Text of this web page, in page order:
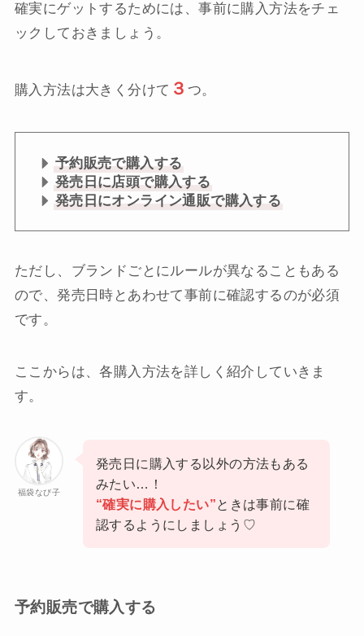
確実にゲットするためには、事前に購入方法をチェ
ックしておきましょう。
購入方法は大きく分けて ３ つ。
予約販売で購入する
発売日に店頭で購入する
発売日にオンライン通販で購入する
ただし、ブランドごとにルールが異なることもある
ので、発売日時とあわせて事前に確認するのが必須
です。
ここからは、各購入方法を詳しく紹介していきま
す。
福袋なび子
発売日に購入する以外の方法もある
みたい…！
“確実に購入したい” ときは事前に確
認するようにしましょう♡
予約販売で購入する